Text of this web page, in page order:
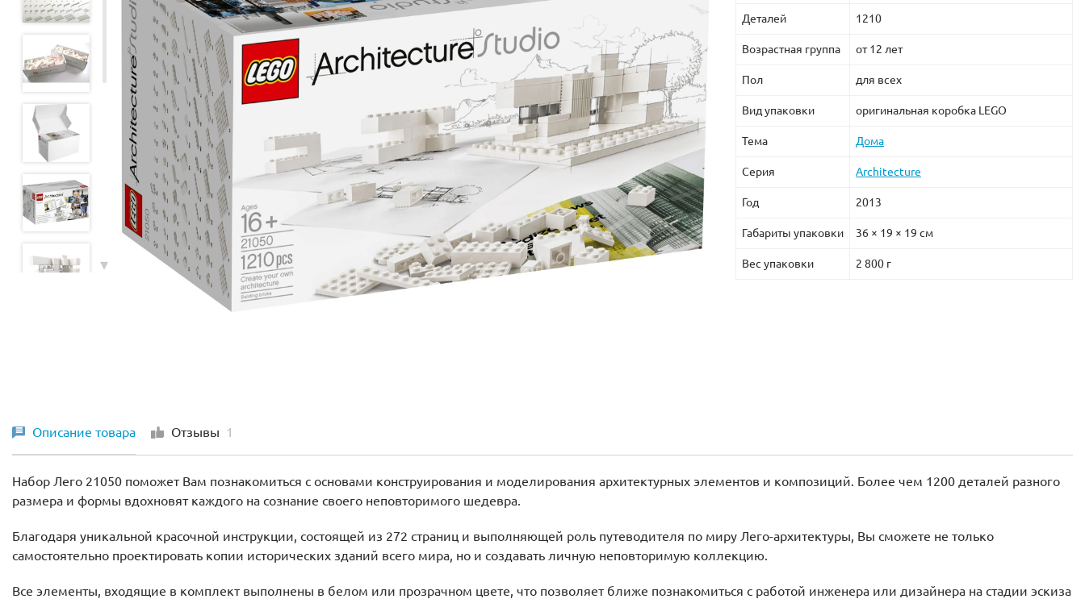
Деталей 1210
Возрастная группа от 12 лет
Пол для всех
Вид упаковки оригинальная коробка LEGO
Тема Дома
Серия Architecture
Год 2013
Габариты упаковки 36 × 19 × 19 см
Вес упаковки 2 800 г
Описание товара Отзывы 1
Набор Лего 21050 поможет Вам познакомиться с основами конструирования и моделирования архитектурных элементов и композиций. Более чем 1200 деталей разного
размера и формы вдохновят каждого на сознание своего неповторимого шедевра.
Благодаря уникальной красочной инструкции, состоящей из 272 страниц и выполняющей роль путеводителя по миру Лего-архитектуры, Вы сможете не только
самостоятельно проектировать копии исторических зданий всего мира, но и создавать личную неповторимую коллекцию.
Все элементы, входящие в комплект выполнены в белом или прозрачном цвете, что позволяет ближе познакомиться с работой инженера или дизайнера на стадии эскиза